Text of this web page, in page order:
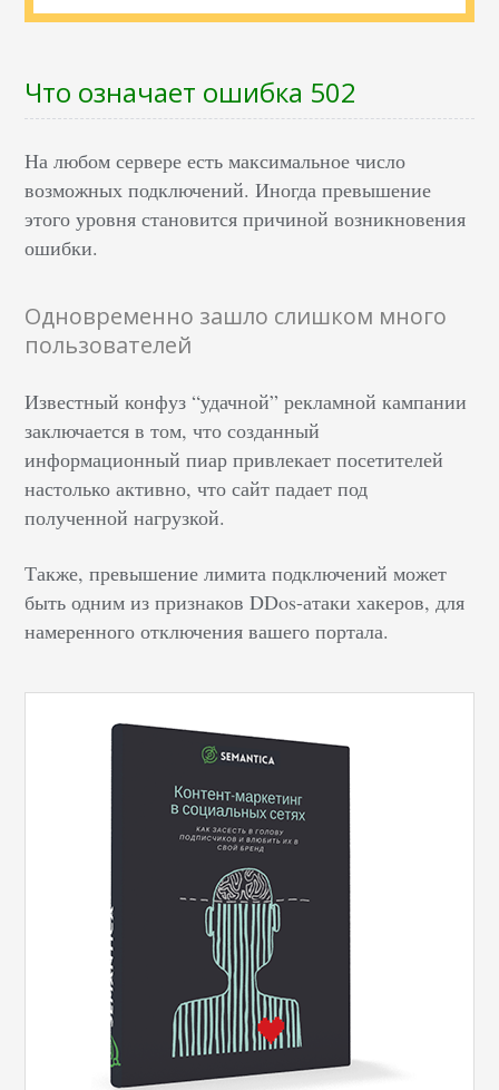
Что означает ошибка 502
На любом сервере есть максимальное число
возможных подключений. Иногда превышение
этого уровня становится причиной возникновения
ошибки.
Одновременно зашло слишком много
пользователей
Известный конфуз “удачной” рекламной кампании
заключается в том, что созданный
информационный пиар привлекает посетителей
настолько активно, что сайт падает под
полученной нагрузкой.
Также, превышение лимита подключений может
быть одним из признаков DDos-атаки хакеров, для
намеренного отключения вашего портала.